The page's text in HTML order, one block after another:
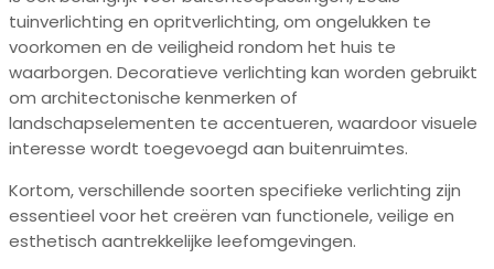
tuinverlichting en opritverlichting, om ongelukken te
voorkomen en de veiligheid rondom het huis te
waarborgen. Decoratieve verlichting kan worden gebruikt
om architectonische kenmerken of
landschapselementen te accentueren, waardoor visuele
interesse wordt toegevoegd aan buitenruimtes.
Kortom, verschillende soorten specifieke verlichting zijn
essentieel voor het creëren van functionele, veilige en
esthetisch aantrekkelijke leefomgevingen.